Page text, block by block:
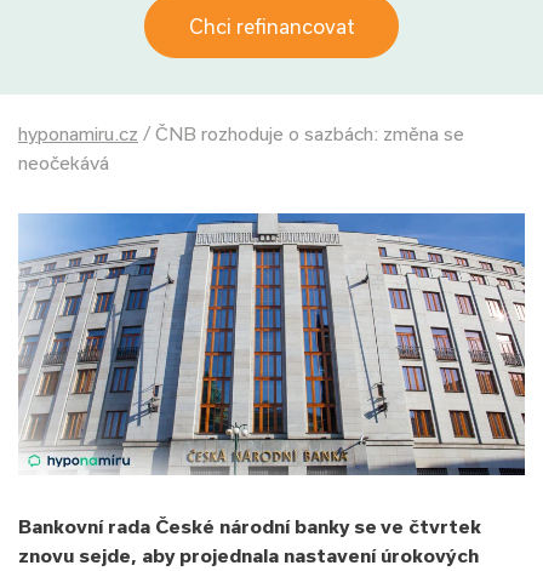
Chci refinancovat
hyponamiru.cz / ČNB rozhoduje o sazbách: změna se
neočekává
Bankovní rada České národní banky se ve čtvrtek
znovu sejde, aby projednala nastavení úrokových